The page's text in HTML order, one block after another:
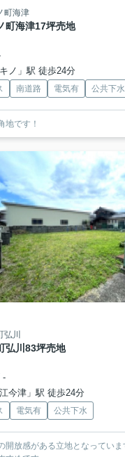
町海津
町海津17坪売地
ノ」駅 徒歩24分
南道路 電気有 公共下水
地です！
川
弘川83坪売地
-
今津」駅 徒歩24分
電気有 公共下水
開放感がある立地となってい